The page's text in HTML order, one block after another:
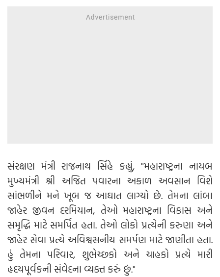
સંરક્ષણ મંત્રી રાજનાથ સિંહે કહ્યું, "મહારાષ્ટ્રના નાયબ
મુખ્યમંત્રી શ્રી અજિત પવારના અકાળ અવસાન વિશે
સાંભળીને મને ખૂબ જ આઘાત લાગ્યો છે. તેમના લાંબા
જાહેર જીવન દરમિયાન, તેઓ મહારાષ્ટ્રના વિકાસ અને
સમૃદ્ધિ માટે સમર્પિત હતા. તેઓ લોકો પ્રત્યેની કરુણા અને
જાહેર સેવા પ્રત્યે અવિશ્વસનીય સમર્પણ માટે જાણીતા હતા.
હું તેમના પરિવાર, શુભેચ્છકો અને ચાહકો પ્રત્યે મારી
હૃદયપૂર્વકની સંવેદના વ્યક્ત કરું છું."